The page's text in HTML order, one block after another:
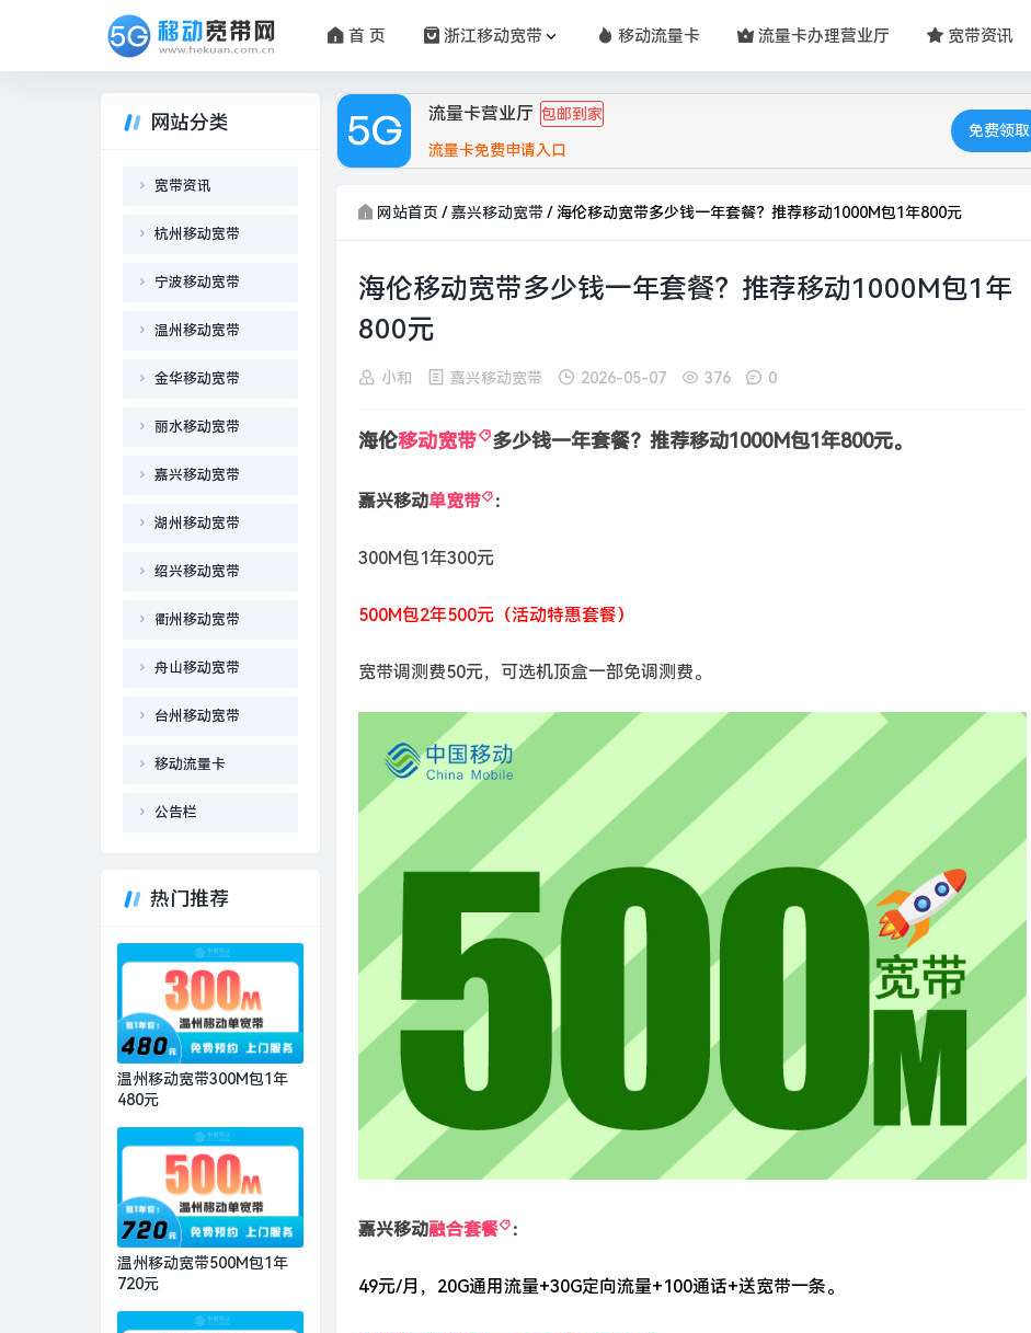
首 页 浙江移动宽带 移动流量卡 流量卡办理营业厅 宽带资讯
流量卡营业厅 包邮到家
流量卡免费申请入口
免费领取
网站首页 /嘉兴移动宽带/ 海伦移动宽带多少钱一年套餐？推荐移动1000M包1年800元
海伦移动宽带多少钱一年套餐？推荐移动1000M包1年
800元
小和 嘉兴移动宽带 2026-05-07 376 0
海伦移动宽带 多少钱一年套餐？推荐移动1000M包1年800元。
嘉兴移动单宽带 ：
300M包1年300元
500M包2年500元（活动特惠套餐）
宽带调测费50元，可选机顶盒一部免调测费。
嘉兴移动融合套餐 ：
49元/月，20G通用流量+30G定向流量+100通话+送宽带一条。
网站分类
宽带资讯
杭州移动宽带
宁波移动宽带
温州移动宽带
金华移动宽带
丽水移动宽带
嘉兴移动宽带
湖州移动宽带
绍兴移动宽带
衢州移动宽带
舟山移动宽带
台州移动宽带
移动流量卡
公告栏
热门推荐
温州移动宽带300M包1年
480元
温州移动宽带500M包1年
720元